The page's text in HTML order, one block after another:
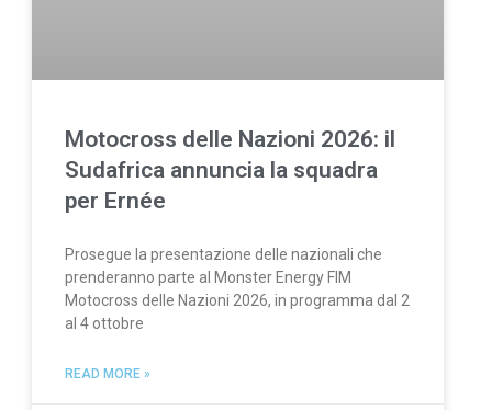
Motocross delle Nazioni 2026: il
Sudafrica annuncia la squadra
per Ernée
Prosegue la presentazione delle nazionali che
prenderanno parte al Monster Energy FIM
Motocross delle Nazioni 2026, in programma dal 2
al 4 ottobre
READ MORE »